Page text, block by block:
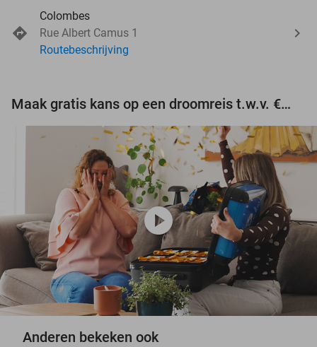
Colombes
Rue Albert Camus 1
Routebeschrijving
Maak gratis kans op een droomreis t.w.v. €3.000!
play_circle
Anderen bekeken ook